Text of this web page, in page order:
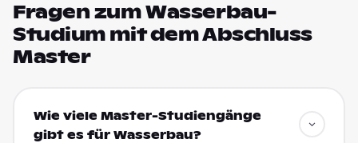
Fragen zum Wasserbau-
Studium mit dem Abschluss
Master
Wie viele Master-Studiengänge
gibt es für Wasserbau?